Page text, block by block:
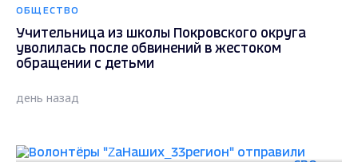
ОБЩЕСТВО
Учительница из школы Покровского округа
уволилась после обвинений в жестоком
обращении с детьми
день назад